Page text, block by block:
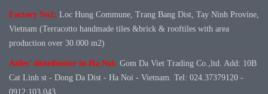
Factory No2: Loc Hung Commune, Trang Bang Dist, Tay Ninh Provine,
Vietnam (Terracotto handmade tiles &brick & rooftiles with area
production over 30.000 m2)
Atiles' distributtor in Ha Noi: Gom Da Viet Trading Co.,ltd. Add: 10B
Cat Linh st - Dong Da Dist - Ha Noi - Vietnam. Tel: 024.37379120 -
0912.103.043